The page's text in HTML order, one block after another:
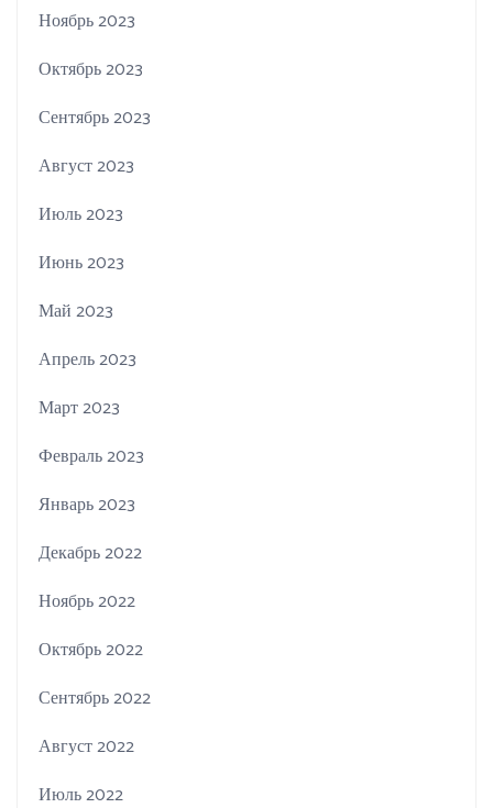
Ноябрь 2023
Октябрь 2023
Сентябрь 2023
Август 2023
Июль 2023
Июнь 2023
Май 2023
Апрель 2023
Март 2023
Февраль 2023
Январь 2023
Декабрь 2022
Ноябрь 2022
Октябрь 2022
Сентябрь 2022
Август 2022
Июль 2022